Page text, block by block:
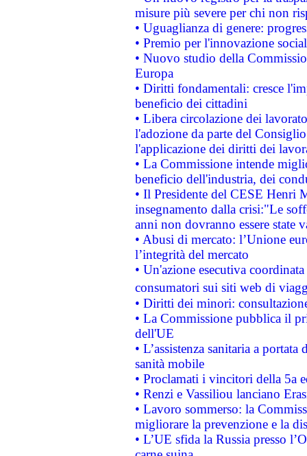
misure più severe per chi non
• Uguaglianza di genere:
• Premio per l'innovazione
• Nuovo studio della
Europa
• Diritti fondamentali: cresce
beneficio dei cittadini
• Libera circolazione dei
l'adozione da parte del
l'applicazione dei diritti dei
• La Commissione intende
beneficio dell'industria, dei
• Il Presidente del CESE Henri
insegnamento dalla crisi:"Le
anni non dovranno essere state
• Abusi di mercato: l’Unione
l’integrità del mercato
• Un'azione esecutiva
consumatori sui siti web di
• Diritti dei minori:
• La Commissione pubblica il
dell'UE
• L’assistenza sanitaria a
sanità mobile
• Proclamati i vincitori della 5a
• Renzi e Vassiliou lanciano
• Lavoro sommerso: la
migliorare la prevenzione e la
• L’UE sfida la Russia presso